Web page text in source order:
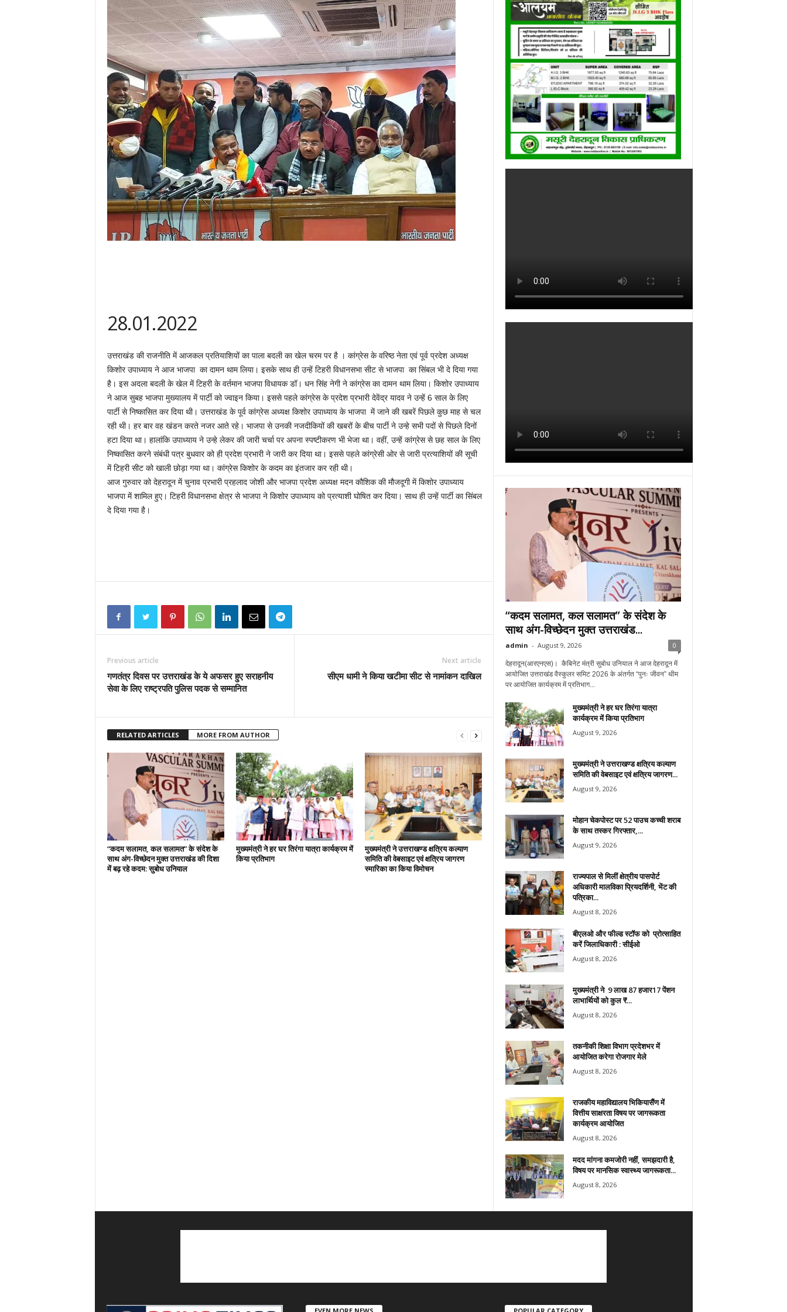
28.01.2022
उत्तराखंड की राजनीति में आजकल प्रतियाशियों का पाला बदली का खेल चरम पर है । कांग्रेस के वरिष्ठ नेता एवं पूर्व प्रदेश अध्यक्ष
किशोर उपाध्याय ने आज भाजपा का दामन थाम लिया। इसके साथ ही उन्हें टिहरी विधानसभा सीट से भाजपा का सिंबल भी दे दिया गया
है। इस अदला बदली के खेल में टिहरी के वर्तमान भाजपा विधायक डॉ। धन सिंह नेगी ने कांग्रेस का दामन थाम लिया। किशोर उपाध्याय
ने आज सुबह भाजपा मुख्यालय में पार्टी को ज्वाइन किया। इससे पहले कांग्रेस के प्रदेश प्रभारी देवेंद्र यादव ने उन्हें 6 साल के लिए
पार्टी से निष्कासित कर दिया थी। उत्तराखंड के पूर्व कांग्रेस अध्यक्ष किशोर उपाध्याय के भाजपा में जाने की खबरें पिछले कुछ माह से चल
रही थी। हर बार वह खंडन करते नजर आते रहे। भाजपा से उनकी नजदीकियों की खबरों के बीच पार्टी ने उन्हे सभी पदों से पिछले दिनों
हटा दिया था। हालांकि उपाध्याय ने उन्हे लेकर की जारी चर्चा पर अपना स्पष्टीकरण भी भेजा था। वहीं, उन्हें कांग्रेस से छह साल के लिए
निष्कासित करने संबंधी पत्र बुधवार को ही प्रदेश प्रभारी ने जारी कर दिया था। इससे पहले कांग्रेसी ओर से जारी प्रत्याशियों की सूची
में टिहरी सीट को खाली छोड़ा गया था। कांग्रेस किशोर के कदम का इंतजार कर रही थी।
आज गुरुवार को देहरादून में चुनाव प्रभारी प्रहलाद जोशी और भाजपा प्रदेश अध्यक्ष मदन कौशिक की मौजदूगी में किशोर उपाध्याय
भाजपा में शामिल हुए। टिहरी विधानसभा क्षेत्र से भाजपा ने किशोर उपाध्याय को प्रत्याशी घोषित कर दिया। साथ ही उन्हें पार्टी का सिंबल
दे दिया गया है।
Previous article
गणतंत्र दिवस पर उत्तराखंड के ये अफसर हुए सराहनीय
सेवा के लिए राष्ट्रपति पुलिस पदक से सम्मानित
Next article
सीएम धामी ने किया खटीमा सीट से नामांकन दाखिल
RELATED ARTICLES MORE FROM AUTHOR
“कदम सलामत, कल सलामत” के संदेश के
साथ अंग-विच्छेदन मुक्त उत्तराखंड की दिशा
में बढ़ रहे कदम: सुबोध उनियाल
मुख्यमंत्री ने हर घर तिरंगा यात्रा कार्यक्रम में
किया प्रतिभाग
मुख्यमंत्री ने उत्तराखण्ड क्षत्रिय कल्याण
समिति की वेबसाइट एवं क्षत्रिय जागरण
स्मारिका का किया विमोचन
“कदम सलामत, कल सलामत” के संदेश के
साथ अंग-विच्छेदन मुक्त उत्तराखंड...
admin - August 9, 2026 0
देहरादून(आरएनएस)। कैबिनेट मंत्री सुबोध उनियाल ने आज देहरादून में
आयोजित उत्तराखंड वैस्कुलर समिट 2026 के अंतर्गत “पुनः जीवन” थीम
पर आयोजित कार्यक्रम में प्रतिभाग...
मुख्यमंत्री ने हर घर तिरंगा यात्रा
कार्यक्रम में किया प्रतिभाग
August 9, 2026
मुख्यमंत्री ने उत्तराखण्ड क्षत्रिय कल्याण
समिति की वेबसाइट एवं क्षत्रिय जागरण...
August 9, 2026
मोहान चेकपोस्ट पर 52 पाउच कच्ची शराब
के साथ तस्कर गिरफ्तार,...
August 9, 2026
राज्यपाल से मिलीं क्षेत्रीय पासपोर्ट
अधिकारी मालविका प्रियदर्शिनी, भेंट की
पत्रिका...
August 8, 2026
बीएलओ और फील्ड स्टॉफ को प्रोत्साहित
करें जिलाधिकारी : सीईओ
August 8, 2026
मुख्यमंत्री ने 9 लाख 87 हजार17 पेंशन
लाभार्थियों को कुल ₹...
August 8, 2026
तकनीकी शिक्षा विभाग प्रदेशभर में
आयोजित करेगा रोजगार मेले
August 8, 2026
राजकीय महाविद्यालय भिकियासैंण में
वित्तीय साक्षरता विषय पर जागरूकता
कार्यक्रम आयोजित
August 8, 2026
मदद मांगना कमजोरी नहीं, समझदारी है,
विषय पर मानसिक स्वास्थ्य जागरूकता...
August 8, 2026